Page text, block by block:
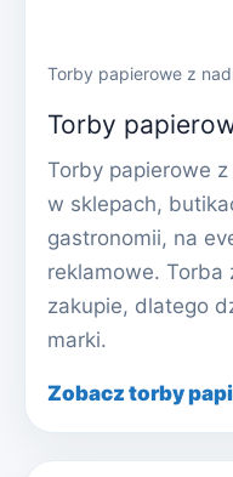
Torby papierowe z
Torby
Torby papierowe
w sklepach,
gastronomii, na
reklamowe. Torba
zakupie, dlatego
marki.
Zobacz torby